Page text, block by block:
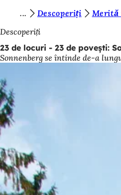
Salt la conținut
u
n
t
e
ț
i
a
i
c
i
:
Descoperiți Merită
Descoperiți
23 de locuri - 23 de povești:
Sonnenberg se întinde de-a